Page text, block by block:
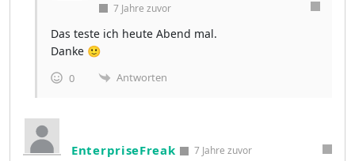
7 Jahre zuvor
Das teste ich heute Abend mal.
Danke 🙂
0 Antworten
EnterpriseFreak 7 Jahre zuvor